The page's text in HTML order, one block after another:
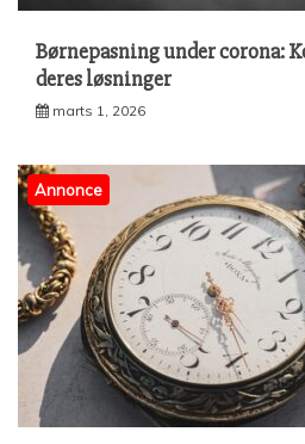
Børnepasning under corona:
deres løsninger
marts 1, 2026
Annonce